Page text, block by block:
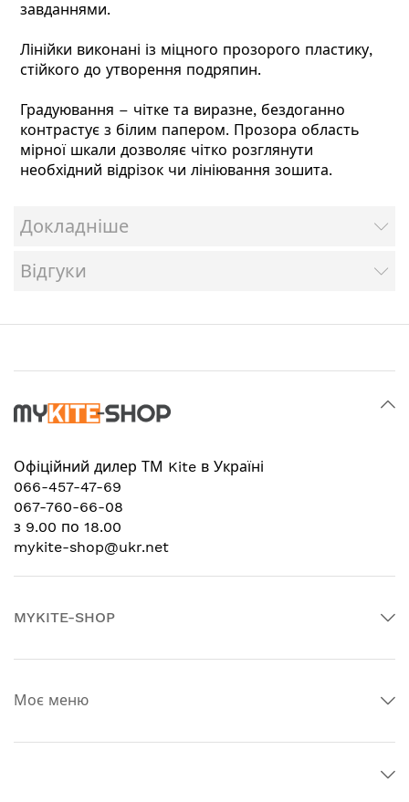
завданнями.
Лінійки виконані із міцного прозорого пластику,
стійкого до утворення подряпин.
Градуювання – чітке та виразне, бездоганно
контрастує з білим папером. Прозора область
мірної шкали дозволяє чітко розглянути
необхідний відрізок чи лініювання зошита.
Докладніше
Відгуки
Офіційний дилер ТМ Kite в Україні
066-457-47-69
067-760-66-08
з 9.00 по 18.00
mykite-shop@ukr.net
MYKITE-SHOP
Моє меню